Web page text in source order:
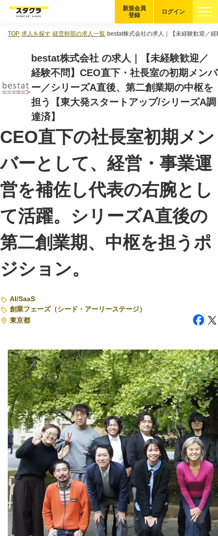
企業を探す
適性診断 無料・5分
スタクラが選ばれる理由
スタートアップ厳選の仕組み
紹介する企業について
登録者の転職・副業実績
Startup Magazine
注目スタートアップ
特集記事
CEOインタビュー
転職
導入事例
お問い合わせ
法人向け資料ダウンロード
/採用検討企業様へ
利用規約 プライバシーポリシー採用情報 会社概要採用検討企業様へ
パートナーの方へ
ログイン
新規会員
登録
TOP 求人を探す 経営幹部の求人一覧 bestat株式会社の求人｜【未経験歓迎／
bestat株式会社 の求人｜【未経験歓迎／
経験不問】CEO直下・社長室の初期メンバ
ー／シリーズA直後、第二創業期の中枢を
担う【東大発スタートアップ/シリーズA調
達済】
CEO直下の社長室初期メン
バーとして、経営・事業運
営を補佐し代表の右腕とし
て活躍。シリーズA直後の
第二創業期、中枢を担うポ
ジション。
AI/SaaS
創業フェーズ（シード・アーリーステージ）
東京都